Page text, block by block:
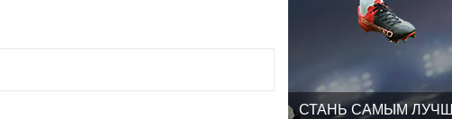
СТАНЬ САМЫМ